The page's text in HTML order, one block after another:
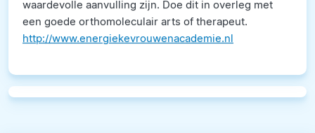
waardevolle aanvulling zijn. Doe dit in overleg met
een goede orthomoleculair arts of therapeut.
http://www.energiekevrouwenacademie.nl